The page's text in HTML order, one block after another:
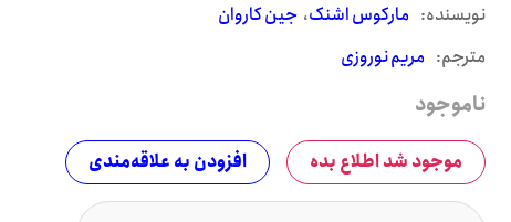
نويسنده: مارکوس اشنک جین کاروان
مترجم: مریم نوروزی
ناموجود
موجود شد اطلاع بده افزودن به علاقه‌مندی